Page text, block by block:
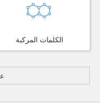
الكلمات المركبة